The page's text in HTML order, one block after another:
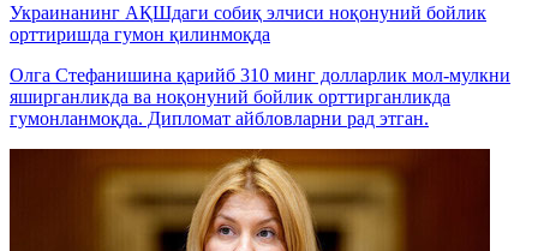
Украинанинг АҚШдаги собиқ элчиси ноқонуний бойлик
орттиришда гумон қилинмоқда
Олга Стефанишина қарийб 310 минг долларлик мол-мулкни
яширганликда ва ноқонуний бойлик орттирганликда
гумонланмоқда. Дипломат айбловларни рад этган.